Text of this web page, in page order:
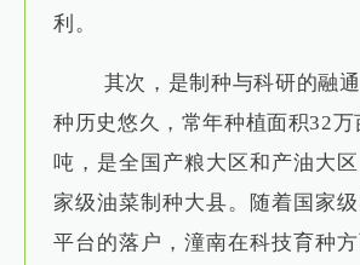
利。
其次，是制种与科研的融
种历史悠久，常年种植面积32万
吨，是全国产粮大区和产油大
家级油菜制种大县。随着国家
平台的落户，潼南在科技育种